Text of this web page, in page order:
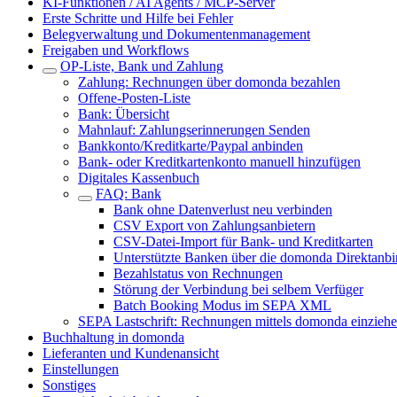
Erste Schritte und Hilfe bei Fehler
Belegverwaltung und Dokumentenmanagement
Freigaben und Workflows
OP-Liste, Bank und Zahlung
Zahlung: Rechnungen über domonda bezahlen
Offene-Posten-Liste
Bank: Übersicht
Mahnlauf: Zahlungserinnerungen Senden
Bankkonto/Kreditkarte/Paypal anbinden
Bank- oder Kreditkartenkonto manuell hinzufügen
Digitales Kassenbuch
FAQ: Bank
Bank ohne Datenverlust neu verbinden
CSV Export von Zahlungsanbietern
CSV-Datei-Import für Bank- und Kreditkarten
Unterstützte Banken über die domonda
Bezahlstatus von Rechnungen
Störung der Verbindung bei selbem Verfüger
Batch Booking Modus im SEPA XML
SEPA Lastschrift: Rechnungen mittels domonda
Buchhaltung in domonda
Lieferanten und Kundenansicht
Einstellungen
Sonstiges